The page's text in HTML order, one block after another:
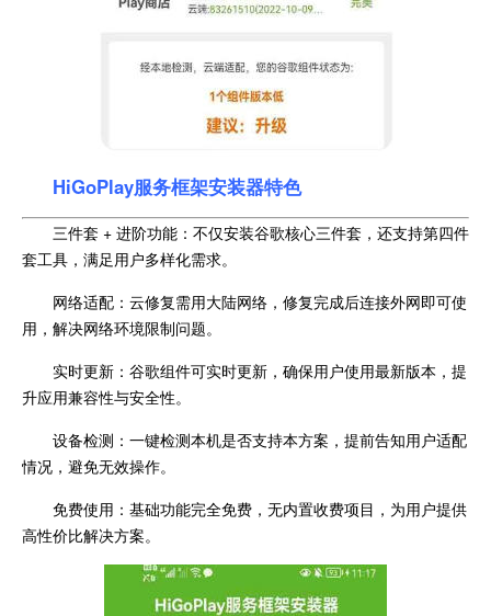
HiGoPlay服务框架安装器特色
三件套 + 进阶功能：不仅安装谷歌核心三件套，还支持第四件
套工具，满足用户多样化需求。
网络适配：云修复需用大陆网络，修复完成后连接外网即可使
用，解决网络环境限制问题。
实时更新：谷歌组件可实时更新，确保用户使用最新版本，提
升应用兼容性与安全性。
设备检测：一键检测本机是否支持本方案，提前告知用户适配
情况，避免无效操作。
免费使用：基础功能完全免费，无内置收费项目，为用户提供
高性价比解决方案。